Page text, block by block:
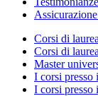
Corsi di
Corsi di
Master
I corsi
I corsi presso